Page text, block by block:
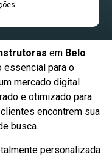
em Belo
essencial para o
mercado digital
e otimizado para
encontrem sua
busca.
personalizada